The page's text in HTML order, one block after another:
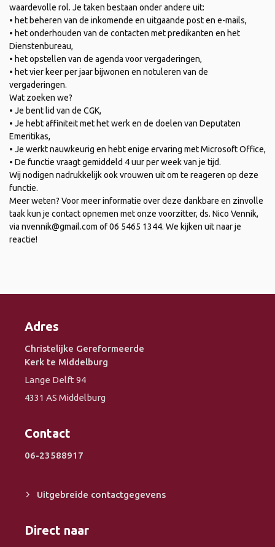
waardevolle rol. Je taken bestaan onder andere uit:
• het beheren van de inkomende en uitgaande post en e-mails,
• het onderhouden van de contacten met predikanten en het
Dienstenbureau,
• het opstellen van de agenda voor vergaderingen,
• het vier keer per jaar bijwonen en notuleren van de
vergaderingen.
Wat zoeken we?
• Je bent lid van de CGK,
• Je hebt affiniteit met het werk en de doelen van Deputaten
Emeritikas,
• Je werkt nauwkeurig en hebt enige ervaring met Microsoft Office,
• De functie vraagt gemiddeld 4 uur per week van je tijd.
Wij nodigen nadrukkelijk ook vrouwen uit om te reageren op deze
functie.
Meer weten? Voor meer informatie over deze dankbare en zinvolle
taak kun je contact opnemen met onze voorzitter, ds. Nico Vennik,
via nvennik@gmail.com of 06 5465 1344. We kijken uit naar je
reactie!
Adres
Christelijke Gereformeerde
Kerk te Middelburg
Lange Delft 94
4331 AS Middelburg
Contact
06-23588917
Uitgebreide contactgegevens
Direct naar